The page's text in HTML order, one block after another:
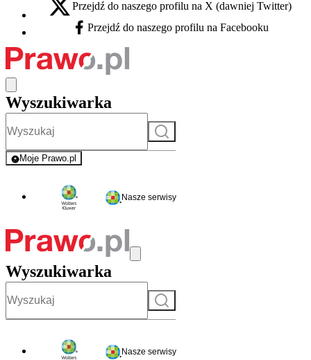
X - otwiera się w nowej karcie
Przejdź do naszego profilu na X (dawniej Twitter)
Facebook - otwiera się w nowej karcie
Przejdź do naszego profilu na Facebooku
Wyszukiwarka
Szukaj
Moje Prawo.pl
- rejestracja i logowanie do serwisu
Nasze serwisy
Wyszukiwarka
Szukaj
Nasze serwisy